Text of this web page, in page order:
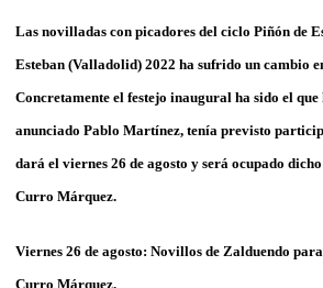
Las novilladas con picadores del ciclo Piñón de
Esteban (Valladolid) 2022 ha sufrido un cambio
Concretamente el festejo inaugural ha sido el
anunciado Pablo Martínez, tenía previsto
dará el viernes 26 de agosto y será ocupado
Curro Márquez.
Viernes 26 de agosto: Novillos de Zalduendo
Curro Márquez.